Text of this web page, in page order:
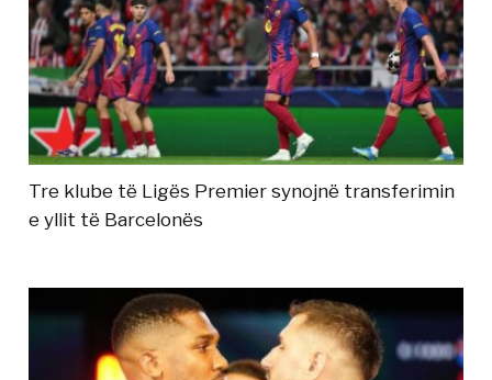
Tre klube të Ligës Premier synojnë transferimin
e yllit të Barcelonës